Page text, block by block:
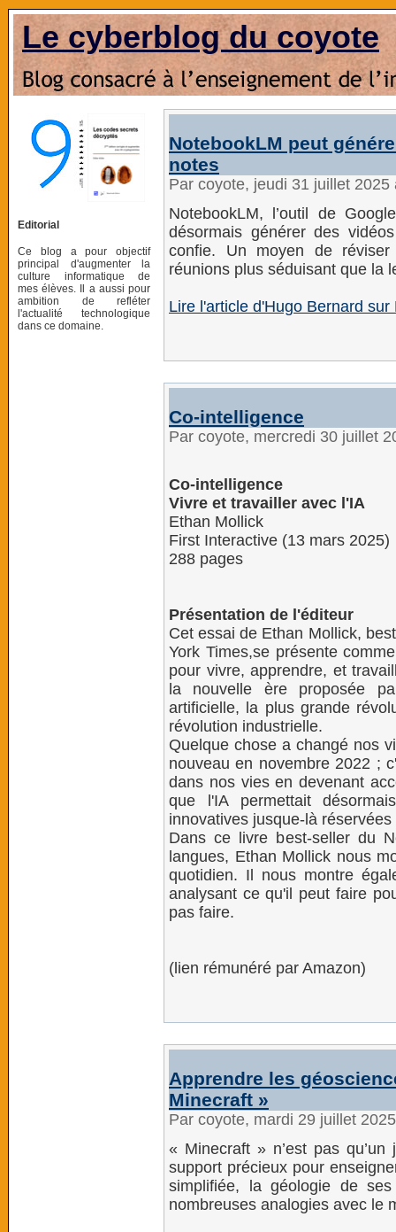
Le cyberblog du coyote
Editorial
Ce blog a pour objectif
principal d'augmenter la
culture informatique de
mes élèves. Il a aussi pour
ambition de refléter
l'actualité technologique
dans ce domaine.
NotebookLM peut
notes
Par coyote, jeudi 31 juillet
NotebookLM, l’outil de
désormais générer des
confie. Un moyen de
réunions plus séduisant que la
Lire l'article d'Hugo Bernard sur
Co-intelligence
Par coyote, mercredi 30 juillet
Co-intelligence
Vivre et travailler avec l'IA
Ethan Mollick
First Interactive (13 mars 2025)
288 pages
Présentation de l'éditeur
Cet essai de Ethan Mollick,
York Times,se présente
pour vivre, apprendre, et
la nouvelle ère proposée
artificielle, la plus grande
révolution industrielle.
Quelque chose a changé nos
nouveau en novembre 2022 ;
dans nos vies en devenant
que l'IA permettait
innovatives jusque-là
Dans ce livre best-seller du
langues, Ethan Mollick nous
quotidien. Il nous montre
analysant ce qu'il peut faire
pas faire.
(lien rémunéré par Amazon)
Apprendre les
Minecraft »
Par coyote, mardi 29 juillet
« Minecraft » n’est pas
support précieux pour
simplifiée, la géologie de
nombreuses analogies avec le